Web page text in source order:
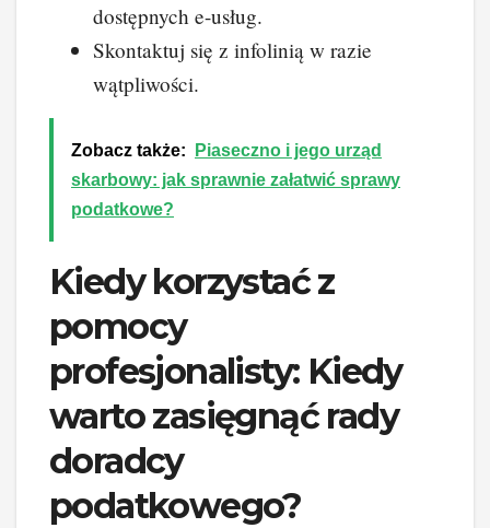
dostępnych e-usług.
Skontaktuj się z infolinią w razie
wątpliwości.
Zobacz także:
Piaseczno i jego urząd
skarbowy: jak sprawnie załatwić sprawy
podatkowe?
Kiedy korzystać z
pomocy
profesjonalisty: Kiedy
warto zasięgnąć rady
doradcy
podatkowego?